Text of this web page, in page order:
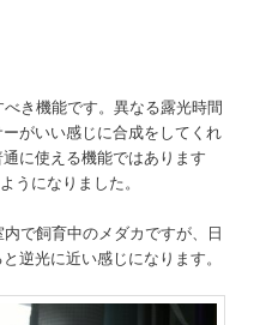
き機能です。異なる露光時間
がいい感じに合成をしてくれ
に使える機能ではあります
うになりました。
で飼育中のメダカですが、日
逆光に近い感じになります。